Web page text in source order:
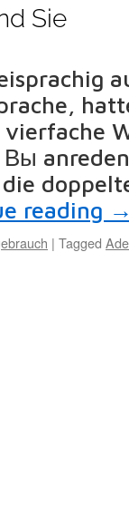
Sie
reading
| Tagged